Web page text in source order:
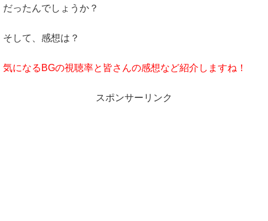
だったんでしょうか？
そして、感想は？
気になるBGの視聴率と皆さんの感想など紹介しますね！
スポンサーリンク